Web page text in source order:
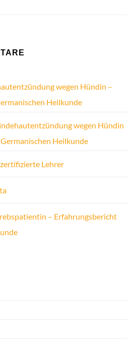
wegen Hündin –
Heilkunde
wegen Hündin
Heilkunde
Lehrer
– Erfahrungsbericht